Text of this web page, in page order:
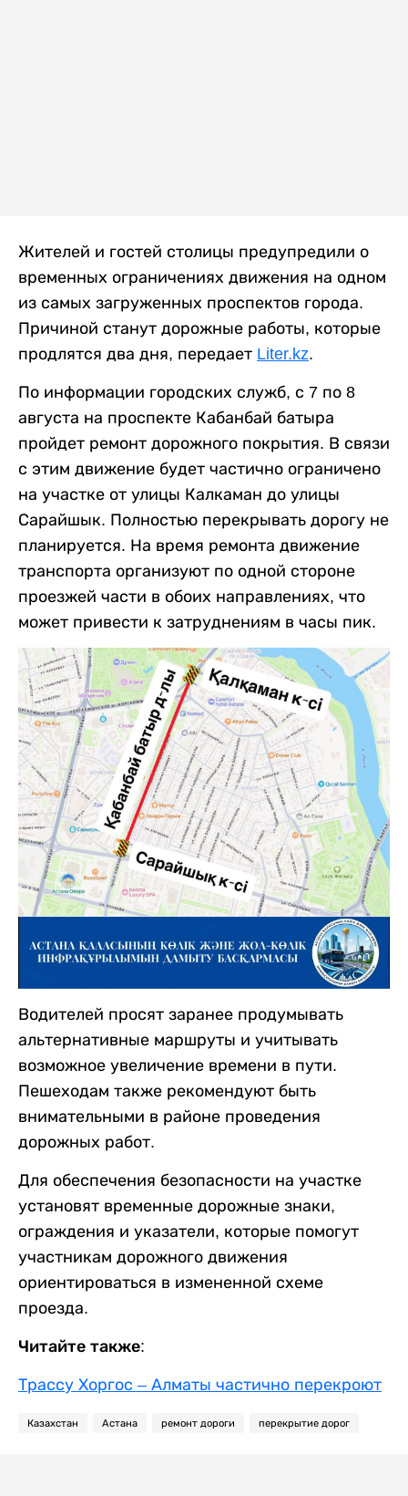
Жителей и гостей столицы предупредили о
временных ограничениях движения на одном
из самых загруженных проспектов города.
Причиной станут дорожные работы, которые
продлятся два дня, передает Liter.kz.
По информации городских служб, с 7 по 8
августа на проспекте Кабанбай батыра
пройдет ремонт дорожного покрытия. В связи
с этим движение будет частично ограничено
на участке от улицы Калкаман до улицы
Сарайшык. Полностью перекрывать дорогу не
планируется. На время ремонта движение
транспорта организуют по одной стороне
проезжей части в обоих направлениях, что
может привести к затруднениям в часы пик.
Водителей просят заранее продумывать
альтернативные маршруты и учитывать
возможное увеличение времени в пути.
Пешеходам также рекомендуют быть
внимательными в районе проведения
дорожных работ.
Для обеспечения безопасности на участке
установят временные дорожные знаки,
ограждения и указатели, которые помогут
участникам дорожного движения
ориентироваться в измененной схеме
проезда.
Читайте также:
Трассу Хоргос – Алматы частично перекроют
Казахстан Астана ремонт дороги перекрытие дорог